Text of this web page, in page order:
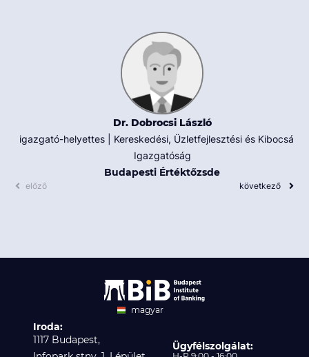
Dr. Dobrocsi László
igazgató-helyettes | Kereskedési, Üzletfejlesztési és Kibocsátói
Igazgatóság
Budapesti Értéktőzsde
előző következő
magyar
Iroda:
1117 Budapest,
Ügyfélszolgálat: